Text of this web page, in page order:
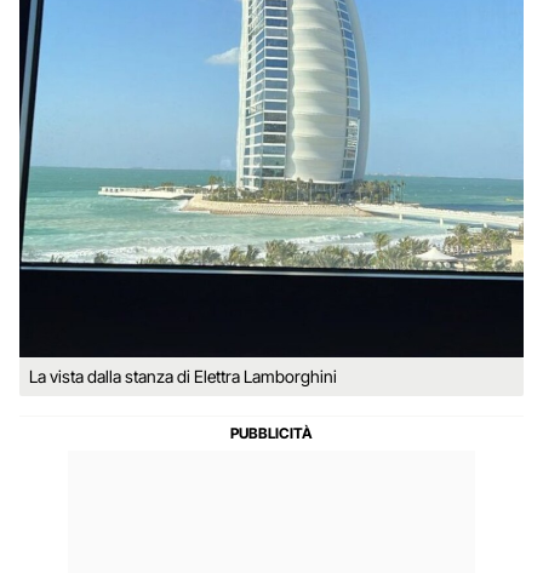
La vista dalla stanza di Elettra Lamborghini